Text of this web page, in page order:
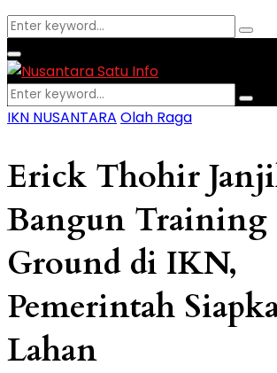
Search
for:
Facebook
Instagram
Email
Whatsapp
Primary
Menu
Search
for:
IKN NUSANTARA Olah Raga
Erick Thohir
Bangun Training
Ground di IKN,
Pemerintah
Lahan